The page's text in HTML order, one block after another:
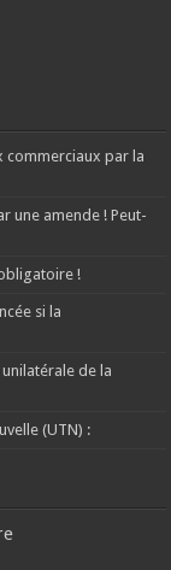
commerciaux par la
une amende ! Peut-
!
si la
de la
(UTN) :